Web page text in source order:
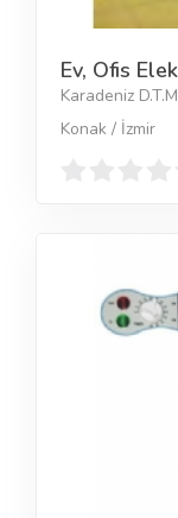
Ev, Ofis
Karadeniz
Konak / İzmir